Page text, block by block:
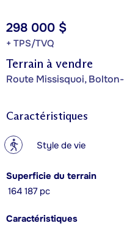
Terrain à vendre
Route Missisquoi,
298 000 $
+ TPS/TVQ
Caractéristiques
? Style de vie
Superficie du terrain
164 187 pc
Caractéristiques